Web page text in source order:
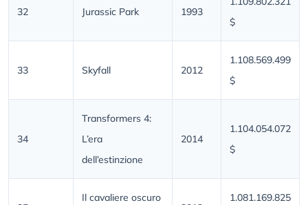
32 Jurassic Park 1993
$
33 Skyfall 2012
1.108.569.499
$
34
Transformers 4:
L’era
dell’estinzione
2014
1.104.054.072
$
Il cavaliere oscuro
1.081.169.825